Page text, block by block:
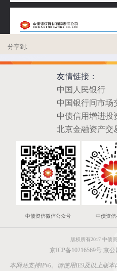
分享到:
友情链接：
中国人民银行
中国银行间市场
中债信用增进投
北京金融资产交
中债资信微信公众号 中债资信
版权所有2017 中债
京ICP备10216569号 京公
本网站支持IPv6。请使用IE9及以上版本